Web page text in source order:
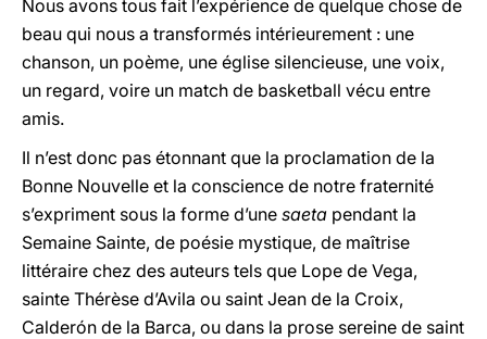
Nous avons tous fait l’expérience de quelque chose de
beau qui nous a transformés intérieurement : une
chanson, un poème, une église silencieuse, une voix,
un regard, voire un match de basketball vécu entre
amis.
Il n’est donc pas étonnant que la proclamation de la
Bonne Nouvelle et la conscience de notre fraternité
s’expriment sous la forme d’une saeta pendant la
Semaine Sainte, de poésie mystique, de maîtrise
littéraire chez des auteurs tels que Lope de Vega,
sainte Thérèse d’Avila ou saint Jean de la Croix,
Calderón de la Barca, ou dans la prose sereine de saint